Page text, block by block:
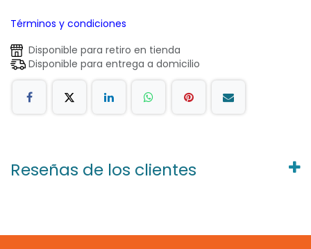
Términos y condiciones
Disponible para retiro en tienda
Disponible para entrega a domicilio
Reseñas de los clientes